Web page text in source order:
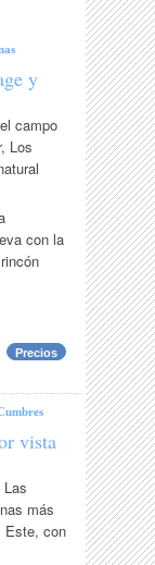
y
campo
Los
con la
Precios
vista
más
Este, con